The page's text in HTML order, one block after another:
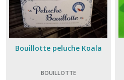
Bouillotte peluche Koala
BOUILLOTTE